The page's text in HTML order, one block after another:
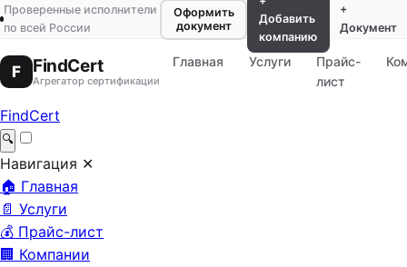
Проверенные исполнители
по всей России
Оформить
документ
Добавить
компанию
+
Документ
F FindCert
Агрегатор сертификации
Главная Услуги
Прайс-
лист
FindCert
🔍
Навигация ✕
🏠 Главная
📄 Услуги
💰 Прайс-лист
🏢 Компании